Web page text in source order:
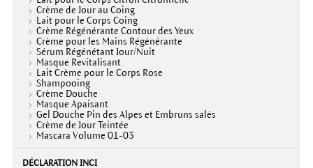
Crème de Jour au Coing
Lait pour le Corps Coing
Crème Régénérante Contour des Yeux
Crème pour les Mains Régénérante
Sérum Régénétant Jour/Nuit
Masque Revitalisant
Lait Crème pour le Corps Rose
Shampooing
Crème Douche
Masque Apaisant
Gel Douche Pin des Alpes et Embruns salés
Crème de Jour Teintée
Mascara Volume 01-03